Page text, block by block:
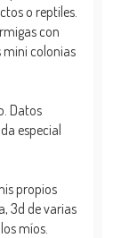
o reptiles.
con
mini colonias
Datos
especial
propios
3d de varias
míos.